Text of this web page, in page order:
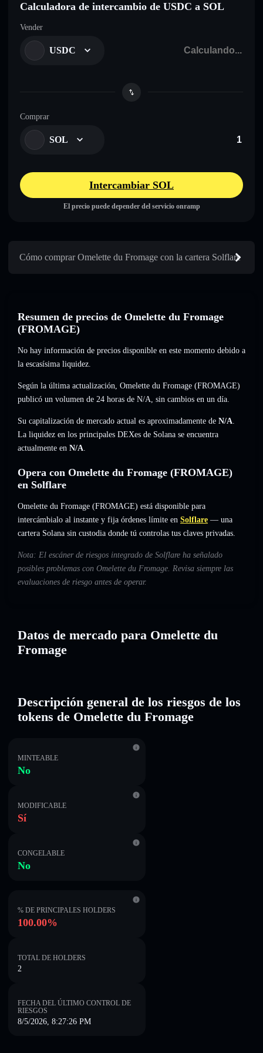
Calculadora de intercambio de USDC a SOL
Vender
USDC
Comprar
SOL
Intercambiar SOL
El precio puede depender del servicio onramp
Cómo comprar Omelette du Fromage con la cartera Solflare
Resumen de precios de Omelette du Fromage
(FROMAGE)
No hay información de precios disponible en este momento debido a
la escasísima liquidez.
Según la última actualización, Omelette du Fromage (FROMAGE)
publicó un volumen de 24 horas de N/A, sin cambios en un día.
Su capitalización de mercado actual es aproximadamente de N/A.
La liquidez en los principales DEXes de Solana se encuentra
actualmente en N/A.
Opera con Omelette du Fromage (FROMAGE)
en Solflare
Omelette du Fromage (FROMAGE) está disponible para
intercámbialo al instante y fija órdenes límite en Solflare — una
cartera Solana sin custodia donde tú controlas tus claves privadas.
Nota: El escáner de riesgos integrado de Solflare ha señalado
posibles problemas con Omelette du Fromage. Revisa siempre las
evaluaciones de riesgo antes de operar.
Datos de mercado para Omelette du
Fromage
Descripción general de los riesgos de los
tokens de Omelette du Fromage
MINTEABLE
No
MODIFICABLE
Sí
CONGELABLE
No
% DE PRINCIPALES HOLDERS
100.00%
TOTAL DE HOLDERS
2
FECHA DEL ÚLTIMO CONTROL DE
RIESGOS
8/5/2026, 8:27:26 PM